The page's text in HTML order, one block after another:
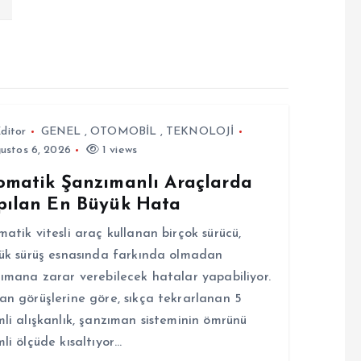
GENEL ,OTOMOBİL , TEKNOLOJİ
6, 2026
1 views
Şanzımanlı Araçlarda
En Büyük Hata
vitesli araç kullanan birçok sürücü,
sürüş esnasında farkında olmadan
zarar verebilecek hatalar yapabiliyor.
görüşlerine göre, sıkça tekrarlanan 5
alışkanlık, şanzıman sisteminin ömrünü
ölçüde kısaltıyor…